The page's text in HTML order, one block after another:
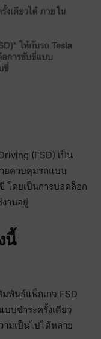
(FSD) เป็น
ยควบคุมรถแบบ
โดยเป็นการปลดล็อก
านอยู่
นี้
พันธ์แพ็กเกจ FSD
บชำระครั้งเดียว
ามเป็นไปได้หลาย